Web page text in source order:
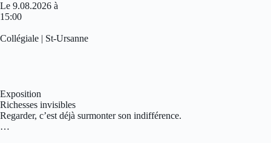
Le 9.08.2026 à
15:00
Collégiale | St-Ursanne
Exposition
Richesses invisibles
Regarder, c’est déjà surmonter son indifférence.
…